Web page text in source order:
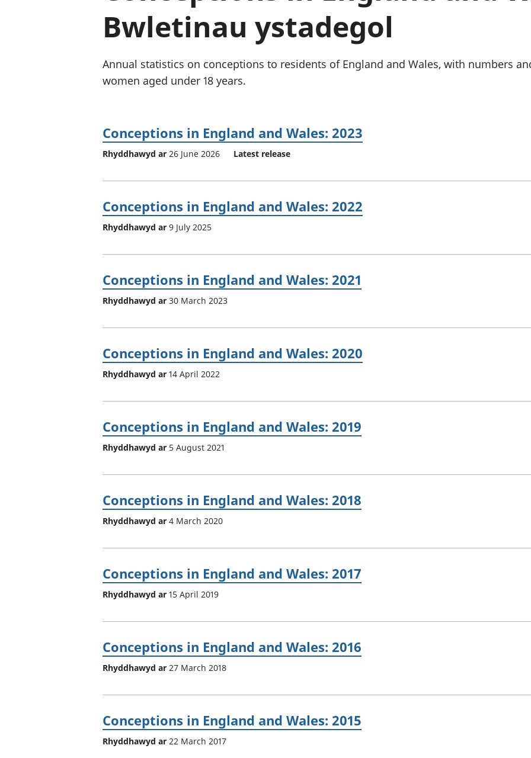
Buddsoddiadau,
pensiynau ac
Cyfrifon gwladol
Bwletinau ystadegol
Annual statistics on conceptions to residents of England and Wales, with numbers
women aged under 18 years.
Conceptions in England and Wales: 2023
Rhyddhawyd ar 26 June 2026 Latest release
Conceptions in England and Wales: 2022
Rhyddhawyd ar 9 July 2025
Conceptions in England and Wales: 2021
Rhyddhawyd ar 30 March 2023
Conceptions in England and Wales: 2020
Rhyddhawyd ar 14 April 2022
Conceptions in England and Wales: 2019
Rhyddhawyd ar 5 August 2021
Conceptions in England and Wales: 2018
Rhyddhawyd ar 4 March 2020
Conceptions in England and Wales: 2017
Rhyddhawyd ar 15 April 2019
Conceptions in England and Wales: 2016
Rhyddhawyd ar 27 March 2018
Conceptions in England and Wales: 2015
Rhyddhawyd ar 22 March 2017